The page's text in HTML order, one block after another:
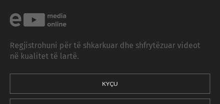
Regjistrohuni për të shkarkuar dhe shfrytëzuar videot
në kualitet të lartë.
KYÇU